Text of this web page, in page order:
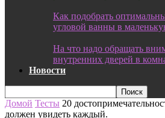
Как подобрать
угловой ванны в
На что надо обращать
внутренних дверей в
Новости
Домой Тесты 20
должен увидеть каждый.